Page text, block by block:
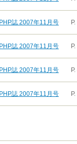
PHP誌 2007年11月号
PHP誌 2007年11月号
PHP誌 2007年11月号
PHP誌 2007年11月号